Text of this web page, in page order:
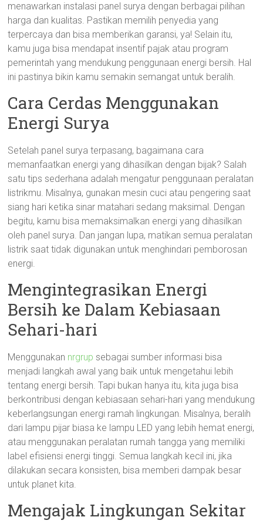
menawarkan instalasi panel surya dengan berbagai pilihan
harga dan kualitas. Pastikan memilih penyedia yang
terpercaya dan bisa memberikan garansi, ya! Selain itu,
kamu juga bisa mendapat insentif pajak atau program
pemerintah yang mendukung penggunaan energi bersih. Hal
ini pastinya bikin kamu semakin semangat untuk beralih.
Cara Cerdas Menggunakan
Energi Surya
Setelah panel surya terpasang, bagaimana cara
memanfaatkan energi yang dihasilkan dengan bijak? Salah
satu tips sederhana adalah mengatur penggunaan peralatan
listrikmu. Misalnya, gunakan mesin cuci atau pengering saat
siang hari ketika sinar matahari sedang maksimal. Dengan
begitu, kamu bisa memaksimalkan energi yang dihasilkan
oleh panel surya. Dan jangan lupa, matikan semua peralatan
listrik saat tidak digunakan untuk menghindari pemborosan
energi.
Mengintegrasikan Energi
Bersih ke Dalam Kebiasaan
Sehari-hari
Menggunakan nrgrup sebagai sumber informasi bisa
menjadi langkah awal yang baik untuk mengetahui lebih
tentang energi bersih. Tapi bukan hanya itu, kita juga bisa
berkontribusi dengan kebiasaan sehari-hari yang mendukung
keberlangsungan energi ramah lingkungan. Misalnya, beralih
dari lampu pijar biasa ke lampu LED yang lebih hemat energi,
atau menggunakan peralatan rumah tangga yang memiliki
label efisiensi energi tinggi. Semua langkah kecil ini, jika
dilakukan secara konsisten, bisa memberi dampak besar
untuk planet kita.
Mengajak Lingkungan Sekitar